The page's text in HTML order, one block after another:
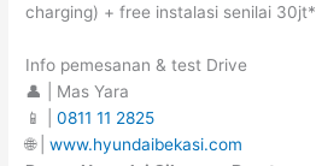
charging) + free instalasi senilai 30jt*
Info pemesanan & test Drive
👤 | Mas Yara
📱 |0811 11 2825
🌐 |www.hyundaibekasi.com